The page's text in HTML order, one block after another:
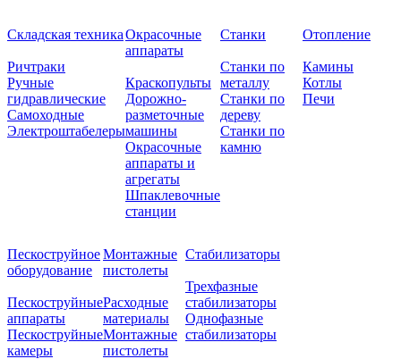
Складская техника
Ричтраки
Ручные
гидравлические
Самоходные
Электроштабелеры
Окрасочные
аппараты
Краскопульты
Дорожно-
разметочные
машины
Окрасочные
аппараты и
агрегаты
Шпаклевочные
станции
Станки
Станки по
металлу
Станки по
дереву
Станки по
камню
Отопление
Камины
Котлы
Печи
Пескоструйное
оборудование
Пескоструйные
аппараты
Пескоструйные
камеры
Монтажные
пистолеты
Расходные
материалы
Монтажные
пистолеты
Стабилизаторы
Трехфазные
стабилизаторы
Однофазные
стабилизаторы